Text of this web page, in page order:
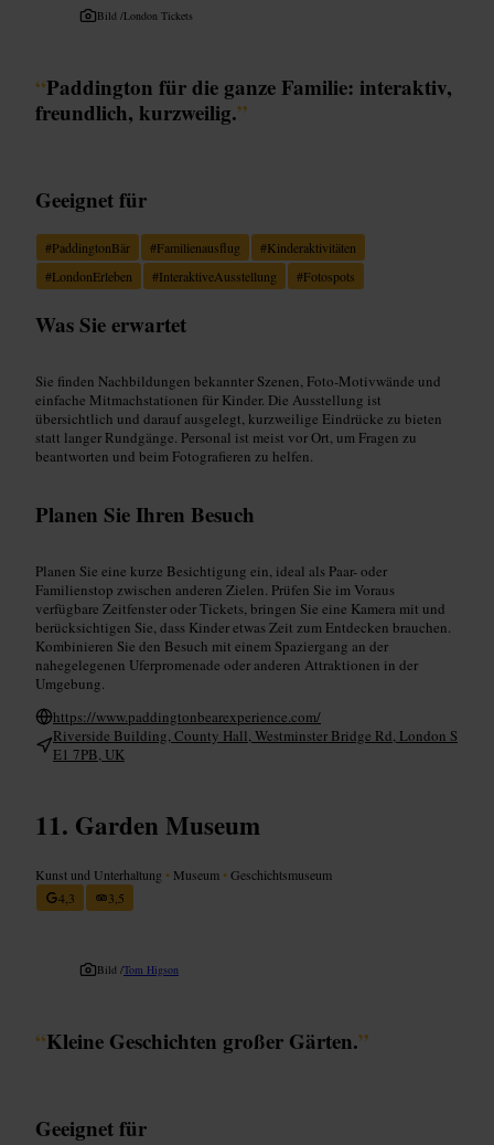
Bild /London Tickets
“Paddington für die ganze Familie: interaktiv,
freundlich, kurzweilig.”
Geeignet für
#PaddingtonBär #Familienausflug #Kinderaktivitäten
#LondonErleben #InteraktiveAusstellung #Fotospots
Was Sie erwartet
Sie finden Nachbildungen bekannter Szenen, Foto‑Motivwände und
einfache Mitmachstationen für Kinder. Die Ausstellung ist
übersichtlich und darauf ausgelegt, kurzweilige Eindrücke zu bieten
statt langer Rundgänge. Personal ist meist vor Ort, um Fragen zu
beantworten und beim Fotografieren zu helfen.
Planen Sie Ihren Besuch
Planen Sie eine kurze Besichtigung ein, ideal als Paar- oder
Familienstop zwischen anderen Zielen. Prüfen Sie im Voraus
verfügbare Zeitfenster oder Tickets, bringen Sie eine Kamera mit und
berücksichtigen Sie, dass Kinder etwas Zeit zum Entdecken brauchen.
Kombinieren Sie den Besuch mit einem Spaziergang an der
nahegelegenen Uferpromenade oder anderen Attraktionen in der
Umgebung.
https://www.paddingtonbearexperience.com/
Riverside Building, County Hall, Westminster Bridge Rd, London S
E1 7PB, UK
Garden Museum
Kunst und Unterhaltung • Museum •Geschichtsmuseum
4,3
3,5
Bild /Tom Higson
“Kleine Geschichten großer Gärten.”
Geeignet für